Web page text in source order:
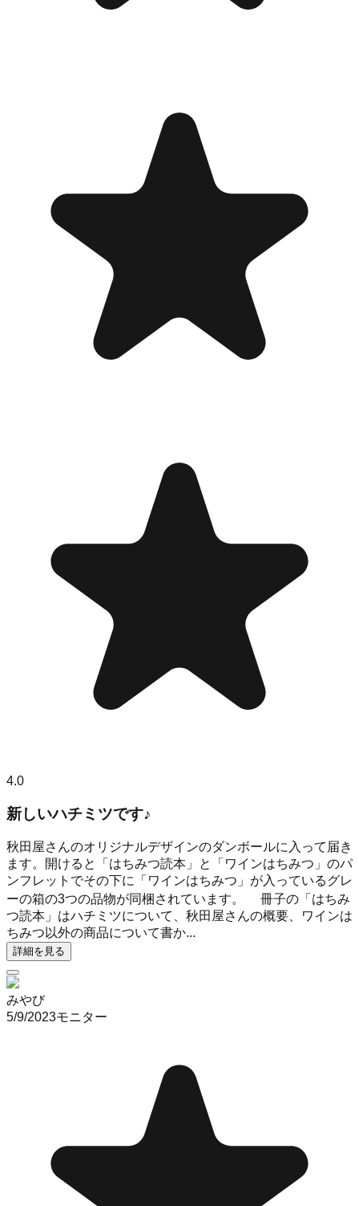
4.0
新しいハチミツです♪
秋田屋さんのオリジナルデザインのダンボールに入って届き
ます。開けると「はちみつ読本」と「ワインはちみつ」のパ
ンフレットでその下に「ワインはちみつ」が入っているグレ
ーの箱の3つの品物が同梱されています。 冊子の「はちみ
つ読本」はハチミツについて、秋田屋さんの概要、ワインは
ちみつ以外の商品について書か...
詳細を見る
みやび
5/9/2023モニター